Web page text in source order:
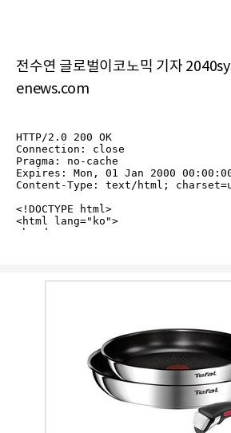
전수연 글로벌이코노믹 기자
enews.com